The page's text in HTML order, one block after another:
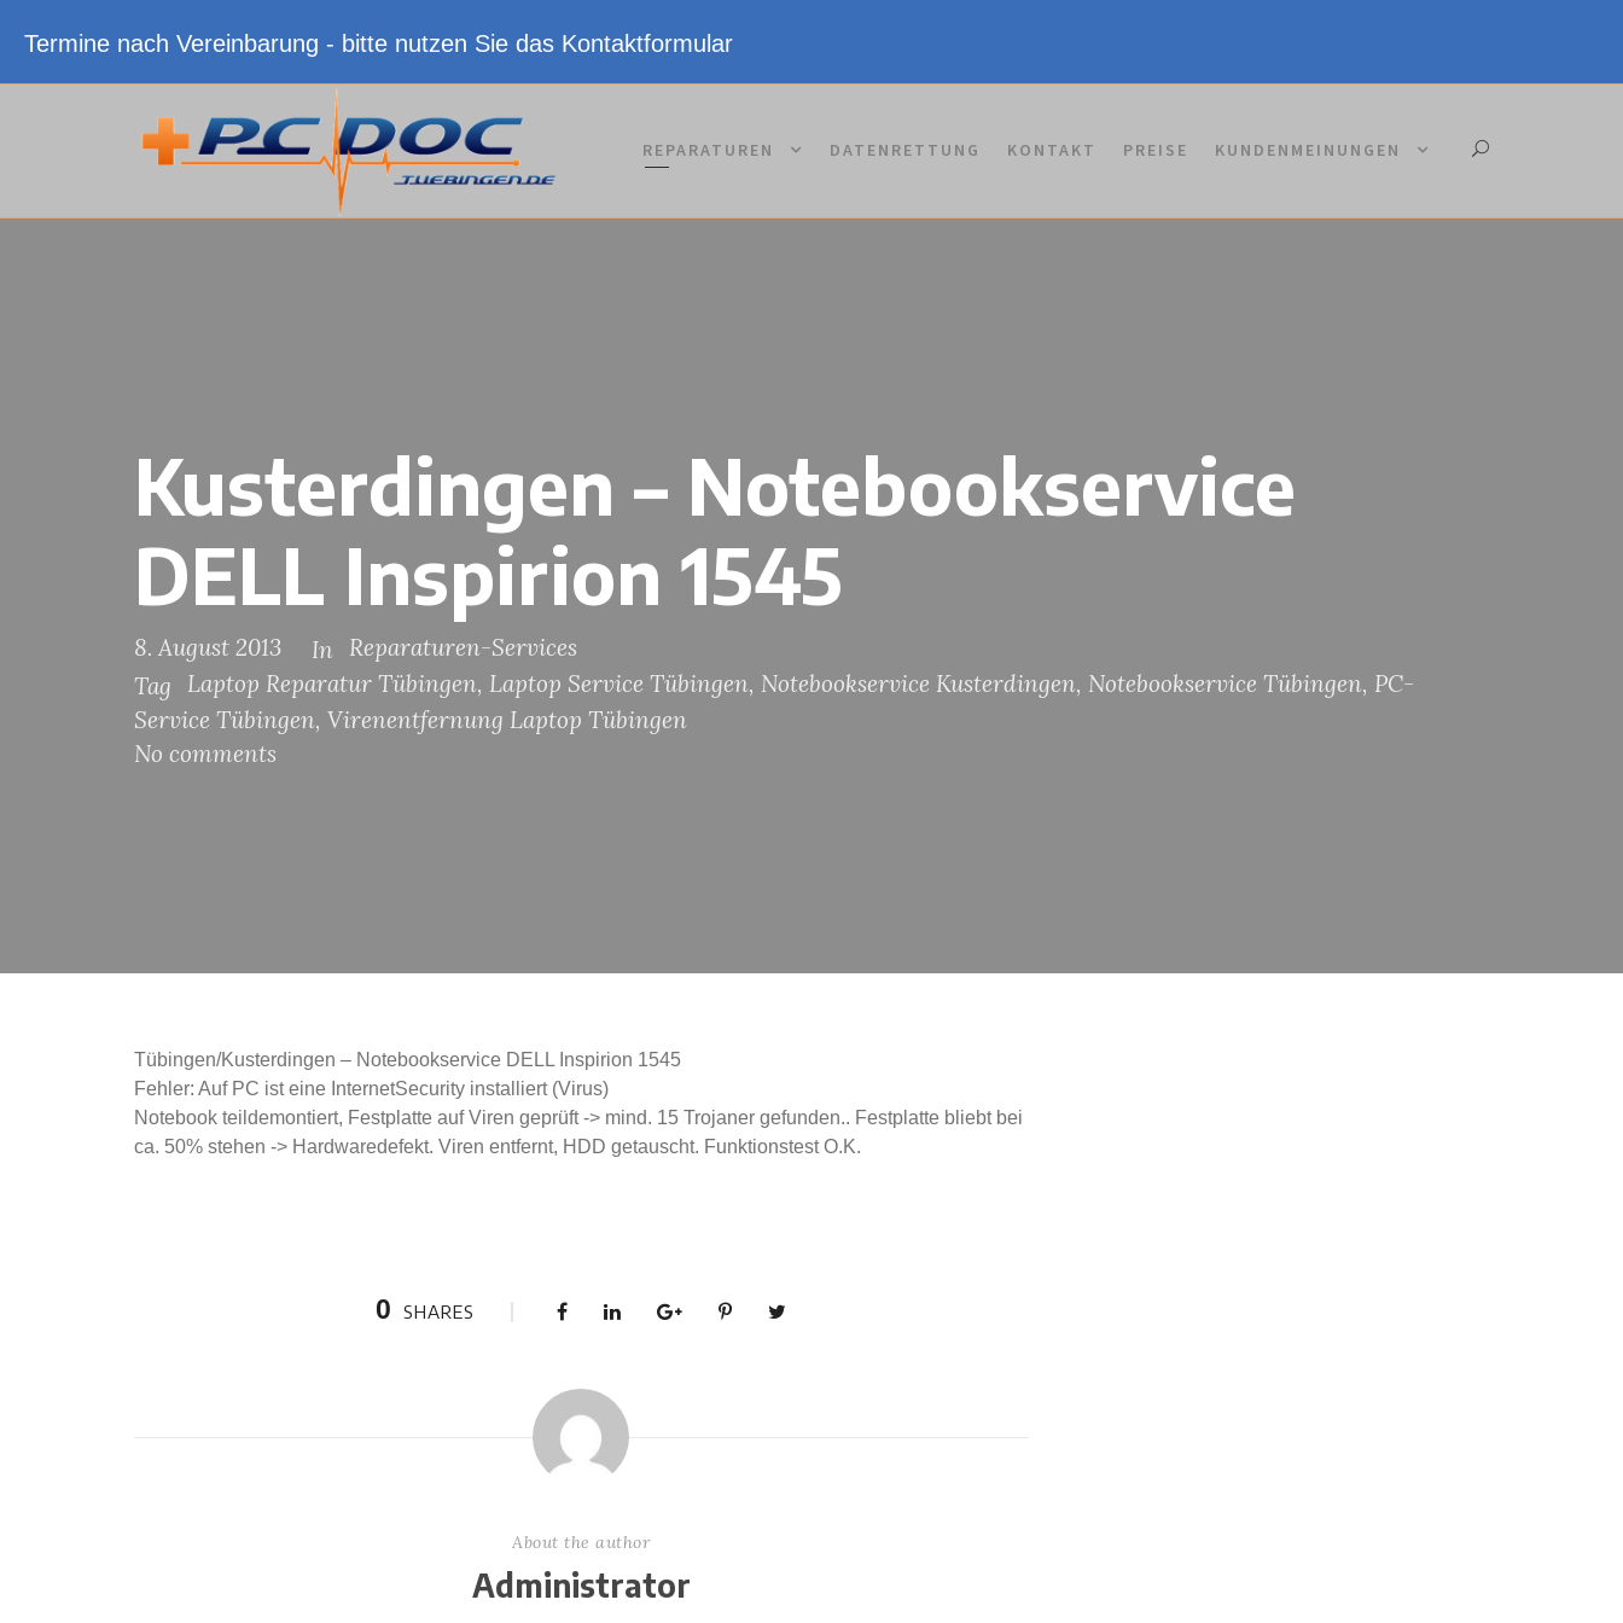
Termine nach Vereinbarung - bitte nutzen Sie das Kontaktformular
REPARATUREN DATENRETTUNG KONTAKT PREISE KUNDENMEINUNGEN
Kusterdingen – Notebookservice
DELL Inspirion 1545
8. August 2013 In
Reparaturen-Services
Tag
Laptop Reparatur Tübingen, Laptop Service Tübingen, Notebookservice Kusterdingen, Notebookservice Tübingen, PC-
Service Tübingen, Virenentfernung Laptop Tübingen
No comments
Tübingen/Kusterdingen – Notebookservice DELL Inspirion 1545
Fehler: Auf PC ist eine InternetSecurity installiert (Virus)
Notebook teildemontiert, Festplatte auf Viren geprüft -> mind. 15 Trojaner gefunden.. Festplatte bliebt bei
ca. 50% stehen -> Hardwaredefekt. Viren entfernt, HDD getauscht. Funktionstest O.K.
0 SHARES
About the author
Administrator